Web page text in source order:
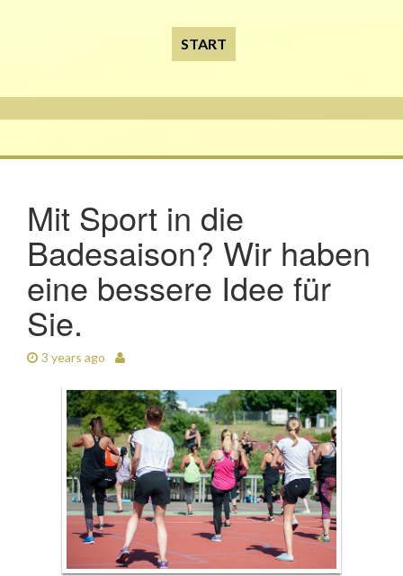
START
Mit Sport in die
Badesaison? Wir haben
eine bessere Idee für
Sie.
3 years ago